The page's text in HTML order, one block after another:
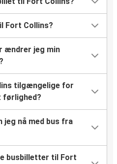
Fort Collins?
ændrer jeg min
tilgængelige for
førlighed?
jeg nå med bus fra
busbilletter til Fort